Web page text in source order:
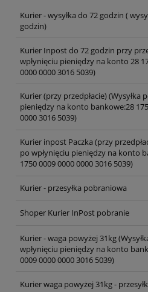
Kurier - wysyłka do 72 godzin (
godzin)
Kurier Inpost do 72 godzin przy
wpłynięciu pieniędzy na konto 28
0000 0000 3016 5039)
Kurier (przy przedpłacie)(Wysyłka
pieniędzy na konto bankowe:28
0000 3016 5039)
Kurier inpost Paczka (przy
po wpłynięciu pieniędzy na konto
1750 0009 0000 0000 3016 5039)
Kurier - przesyłka pobraniowa
Shoper Kurier InPost pobranie
Kurier - waga powyżej 31kg
wpłynięciu pieniędzy na konto
0009 0000 0000 3016 5039)
Kurier waga powyżej 31kg -